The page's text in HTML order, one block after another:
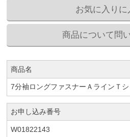
商品名
7分袖ロングファスナーＡラインＴ
お申し込み番号
W01822143